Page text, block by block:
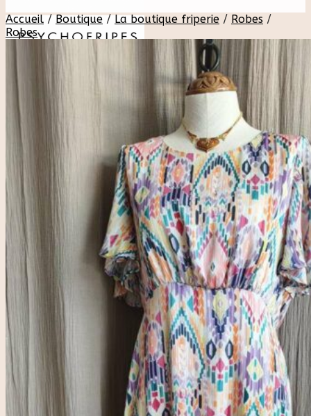
Recherche
Accueil
Rose & Marie
Boutique friperie
LIVE
pour :
Se connecter
Votre panier est vide.
Panier
Votre panier est vide.
Accueil / Boutique / La boutique friperie / Robes /
Robes